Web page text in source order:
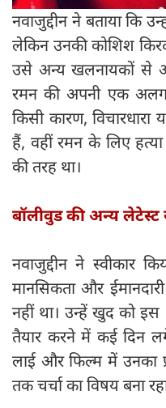
नवाजुद्दीन ने बताया कि
लेकिन उनकी कोशिश
उसे अन्य खलनायकों से
रमन की अपनी एक
किसी कारण,
हैं, वहीं रमन के लिए
की तरह था।
बॉलीवुड की अन्य
नवाजुद्दीन ने स्वीकार
मानसिकता और
नहीं था। उन्हें खुद को
तैयार करने में कई दिन
लाई और फिल्म में उनका
तक चर्चा का विषय बना